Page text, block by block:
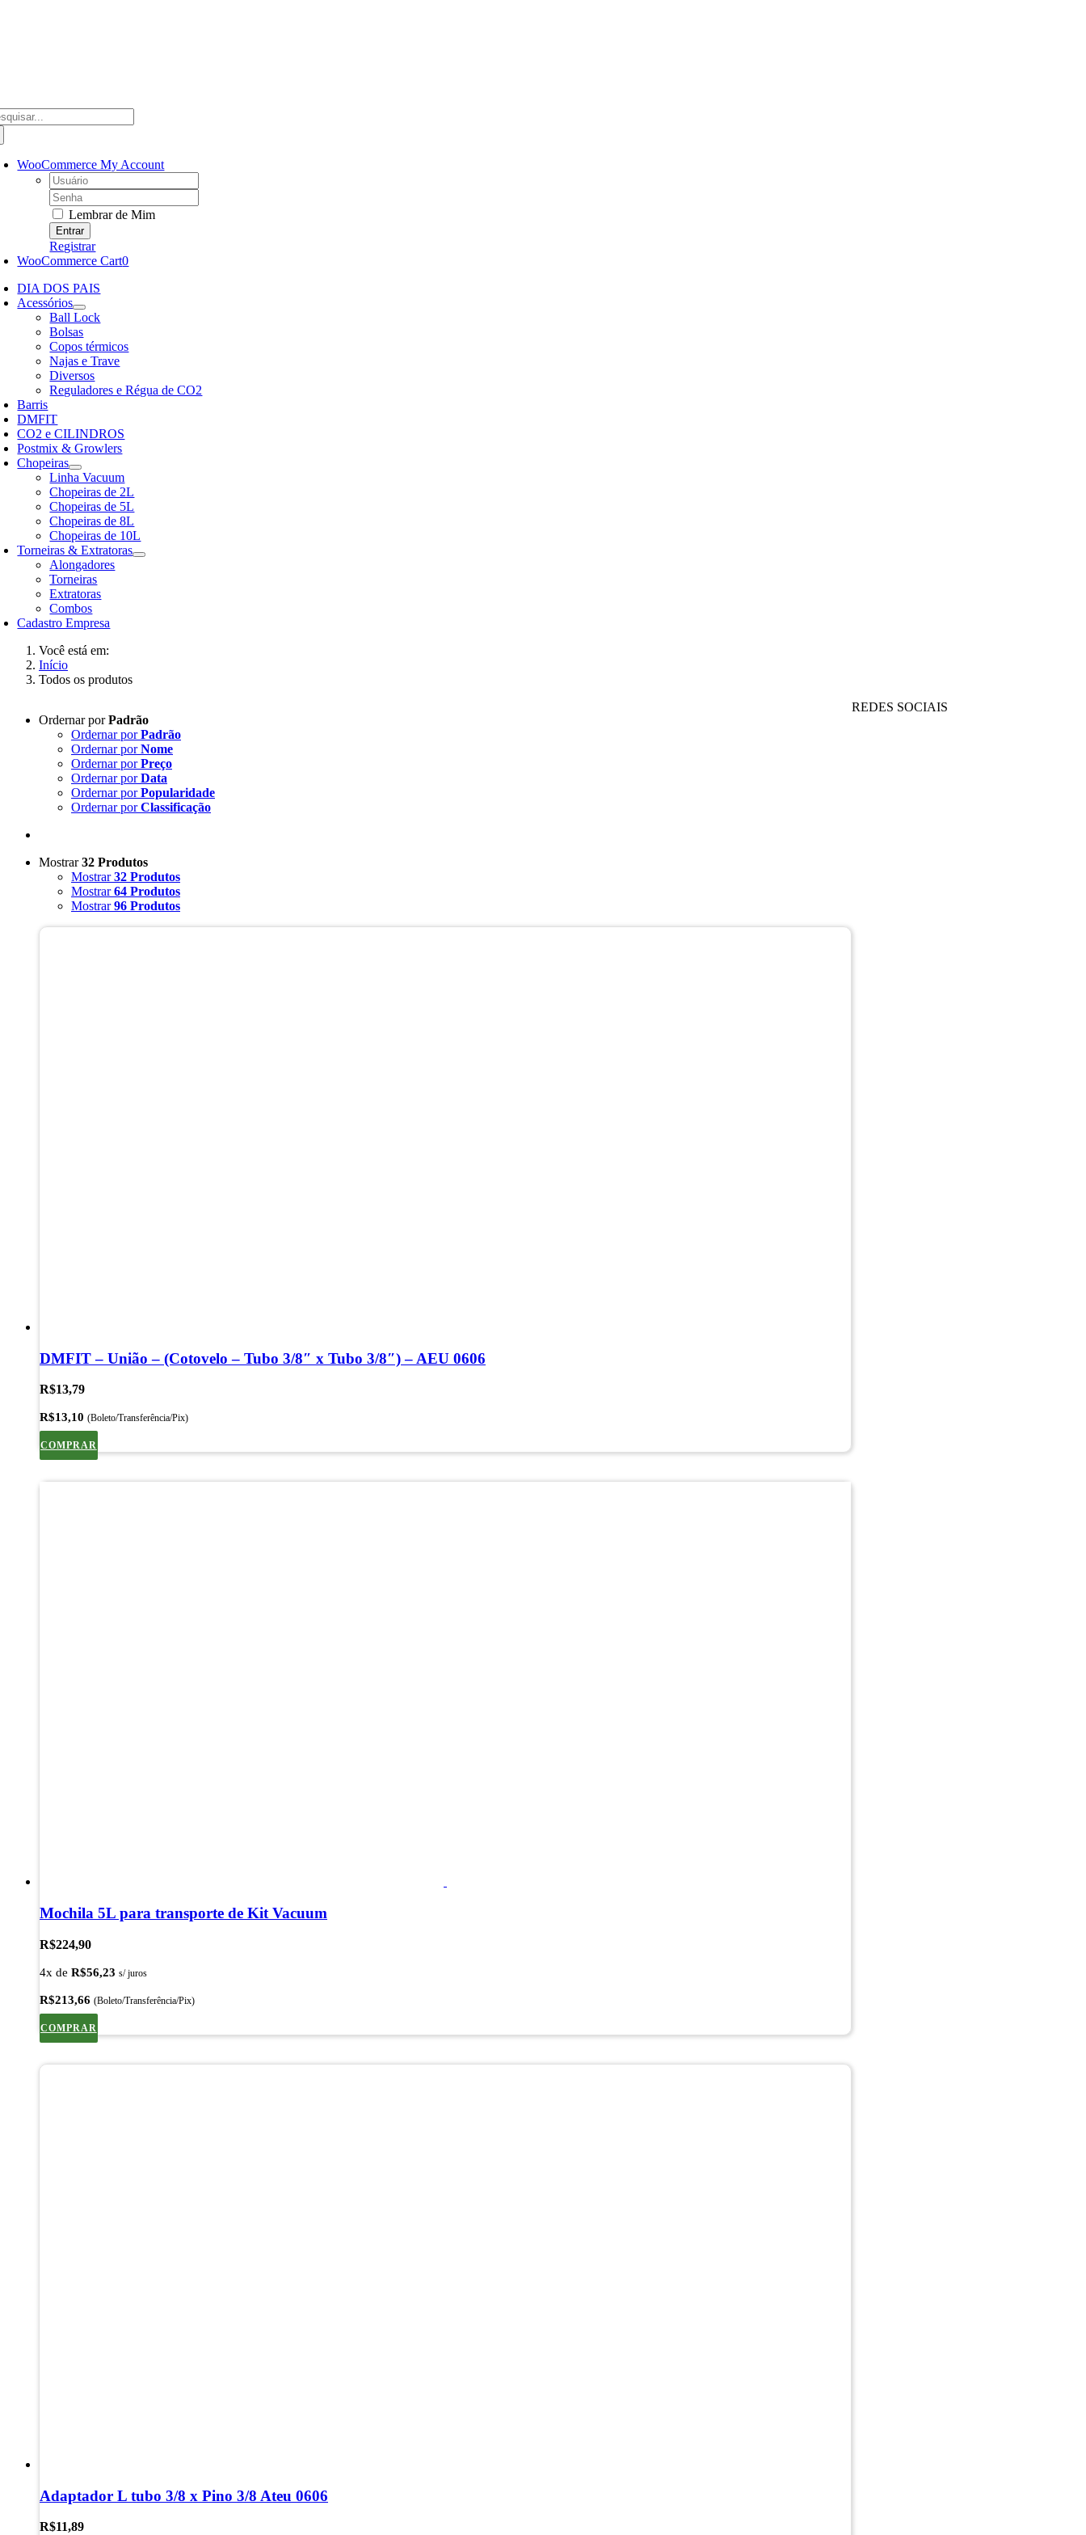
WooCommerce My Account
Username:
Password:
Lembrar de Mim
Registrar
WooCommerce Cart0
DIA DOS PAIS
Acessórios
Ball Lock
Bolsas
Copos térmicos
Najas e Trave
Diversos
Reguladores e Régua de CO2
Barris
DMFIT
CO2 e CILINDROS
Postmix & Growlers
Chopeiras
Linha Vacuum
Chopeiras de 2L
Chopeiras de 5L
Chopeiras de 8L
Chopeiras de 10L
Torneiras & Extratoras
Alongadores
Torneiras
Extratoras
Combos
Cadastro Empresa
Você está em:
Início
Todos os produtos
Ordernar porPadrão
Ordernar porPadrão
Ordernar porNome
Ordernar porPreço
Ordernar porData
Ordernar porPopularidade
Ordernar porClassificação
Mostrar32 Produtos
Mostrar32 Produtos
Mostrar64 Produtos
Mostrar96 Produtos
DMFIT – União – (Cotovelo – Tubo 3/8″ x Tubo 3/8″) – AEU 0606
R$13,79
R$13,10 (Boleto/Transferência/Pix)
COMPRAR
Mochila 5L para transporte de Kit Vacuum
R$224,90
4x de R$56,23 s/ juros
R$213,66 (Boleto/Transferência/Pix)
COMPRAR
Adaptador L tubo 3/8 x Pino 3/8 Ateu 0606
R$11,89
REDES SOCIAIS